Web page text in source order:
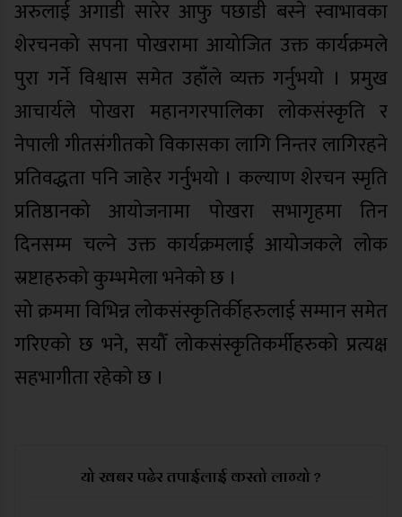
अरुलाई अगाडी सारेर आफु पछाडी बस्ने स्वाभावका
शेरचनको सपना पोखरामा आयोजित उक्त कार्यक्रमले
पुरा गर्ने विश्वास समेत उहाँले व्यक्त गर्नुभयो । प्रमुख
आचार्यले पोखरा महानगरपालिका लोकसंस्कृति र
नेपाली गीतसंगीतको विकासका लागि निन्तर लागिरहने
प्रतिवद्धता पनि जाहेर गर्नुभयो । कल्याण शेरचन स्मृति
प्रतिष्ठानको आयोजनामा पोखरा सभागृहमा तिन
दिनसम्म चल्ने उक्त कार्यक्रमलाई आयोजकले लोक
स्रष्टाहरुको कुम्भमेला भनेको छ ।
सो क्रममा विभिन्न लोकसंस्कृतिर्कीहरुलाई सम्मान समेत
गरिएको छ भने, सयौँ लोकसंस्कृतिकर्मीहरुको प्रत्यक्ष
सहभागीता रहेको छ ।
यो खबर पढेर तपाईलाई कस्तो लाग्यो ?